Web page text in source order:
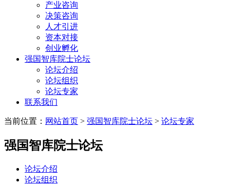
产业咨询
决策咨询
人才引进
资本对接
创业孵化
强国智库院士论坛
论坛介绍
论坛组织
论坛专家
联系我们
当前位置： 网站首页 > 强国智库院士论坛 > 论坛专家
强国智库院士论坛
论坛介绍
论坛组织